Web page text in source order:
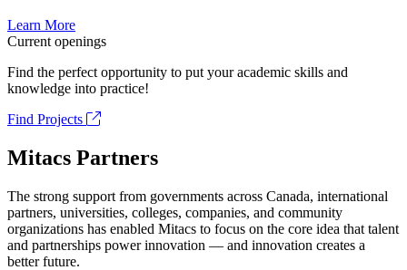
Learn More
Current openings
Find the perfect opportunity to put your academic skills and
knowledge into practice!
Find Projects
Mitacs Partners
The strong support from governments across Canada, international
partners, universities, colleges, companies, and community
organizations has enabled Mitacs to focus on the core idea that talent
and partnerships power innovation — and innovation creates a
better future.